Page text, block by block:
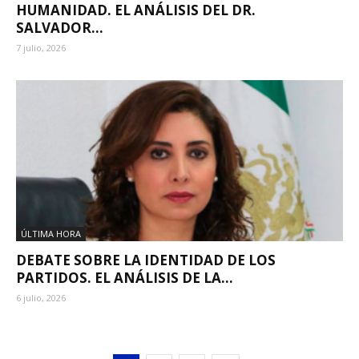
HUMANIDAD. EL ANÁLISIS DEL DR.
SALVADOR...
7 julio, 2026
ÚLTIMA HORA
DEBATE SOBRE LA IDENTIDAD DE LOS
PARTIDOS. EL ANÁLISIS DE LA...
6 julio, 2026